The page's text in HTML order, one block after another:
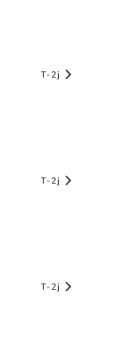
T-2j
T-2j
T-2j